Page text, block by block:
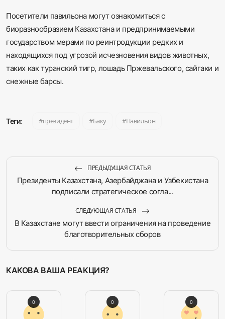
Посетители павильона могут ознакомиться с
биоразнообразием Казахстана и предпринимаемыми
государством мерами по реинтродукции редких и
находящихся под угрозой исчезновения видов животных,
таких как туранский тигр, лошадь Пржевальского, сайгаки и
снежные барсы.
Теги: президент Баку Павильон
ПРЕДЫДУЩАЯ СТАТЬЯ
Президенты Казахстана, Азербайджана и Узбекистана
подписали стратегическое согла...
СЛЕДУЮЩАЯ СТАТЬЯ
В Казахстане могут ввести ограничения на проведение
благотворительных сборов
КАКОВА ВАША РЕАКЦИЯ?
0 0 0